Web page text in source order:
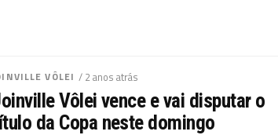
VÔLEI / 2 anos atrás
Vôlei vence e vai disputar o
da Copa neste domingo